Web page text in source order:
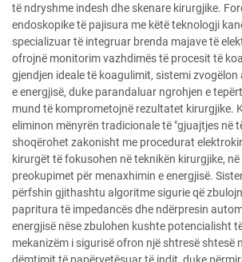
të ndryshme indesh dhe skenare kirurgjike.
endoskopike të pajisura me këtë teknologji
specializuar të integruar brenda majave të
ofrojnë monitorim vazhdimës të procesit të
gjendjen ideale të koagulimit, sistemi
e energjisë, duke parandaluar ngrohjen e
mund të komprometojnë rezultatet kirurgjike.
eliminon mënyrën tradicionale të "gjuajtjes në
shoqërohet zakonisht me procedurat
kirurgët të fokusohen në teknikën kirurgjike, në
preokupimet për menaxhimin e energjisë.
përfshin gjithashtu algoritme sigurie që
papritura të impedancës dhe ndërpresin
energjisë nëse zbulohen kushte potencialisht
mekanizëm i sigurisë ofron një shtresë shtesë
dëmtimit të papërvetësuar të indit, duke